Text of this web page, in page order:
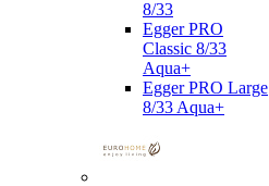
8/33
Egger PRO
Classic 8/33
Aqua+
Egger PRO Large
8/33 Aqua+